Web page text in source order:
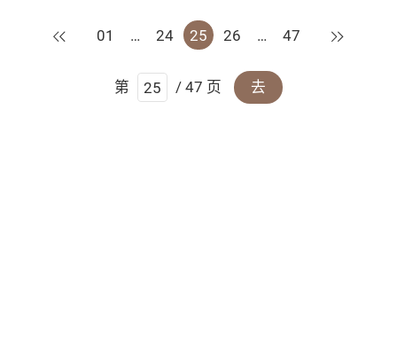
上一页
01 … 24 25 26 … 47 下一页
第 / 47 页 去